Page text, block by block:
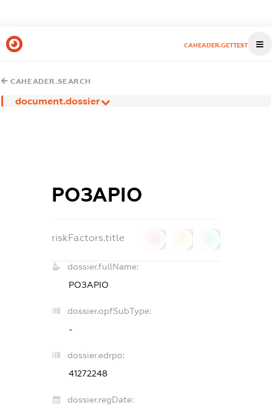
CAHEADER.GETTEST
CAHEADER.SEARCH
document.dossier
РОЗАРІО
riskFactors.title
dossier.fullName:
РОЗАРІО
dossier.opfSubType:
-
dossier.edrpo:
41272248
dossier.regDate: